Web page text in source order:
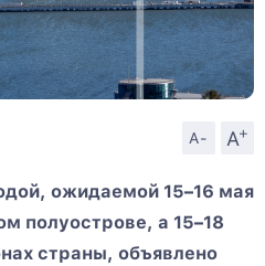
A- A
+
ожидаемой 15–16 мая
полуострове, а 15–18
страны, объявлено